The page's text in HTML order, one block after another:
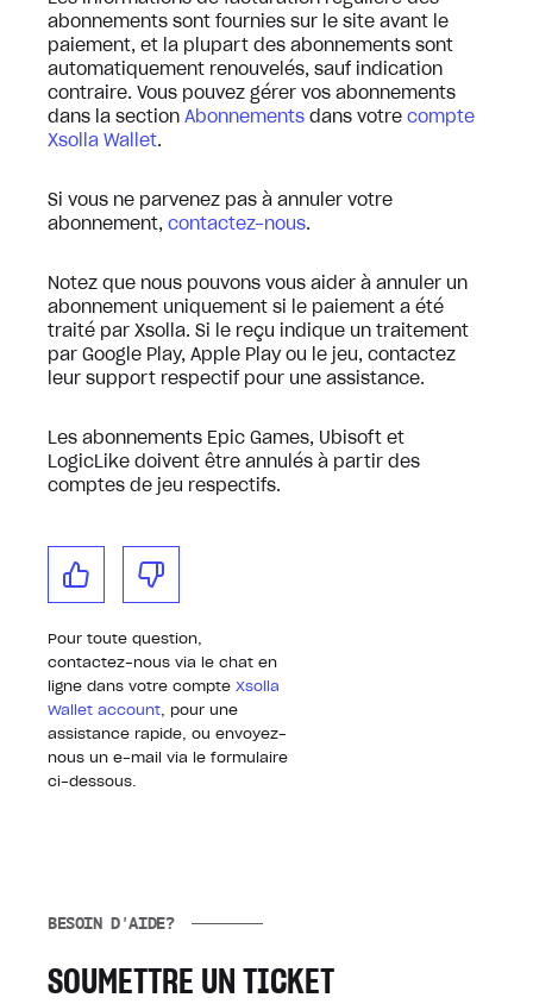
abonnements sont fournies sur le site avant le
paiement, et la plupart des abonnements sont
automatiquement renouvelés, sauf indication
contraire. Vous pouvez gérer vos abonnements
dans la section Abonnements dans votre compte
Xsolla Wallet.
Si vous ne parvenez pas à annuler votre
abonnement, contactez-nous.
Notez que nous pouvons vous aider à annuler un
abonnement uniquement si le paiement a été
traité par Xsolla. Si le reçu indique un traitement
par Google Play, Apple Play ou le jeu, contactez
leur support respectif pour une assistance.
Les abonnements Epic Games, Ubisoft et
LogicLike doivent être annulés à partir des
comptes de jeu respectifs.
Pour toute question,
contactez-nous via le chat en
ligne dans votre compte Xsolla
Wallet account , pour une
assistance rapide, ou envoyez-
nous un e-mail via le formulaire
ci-dessous.
BESOIN D'AIDE?
SOUMETTRE UN TICKET